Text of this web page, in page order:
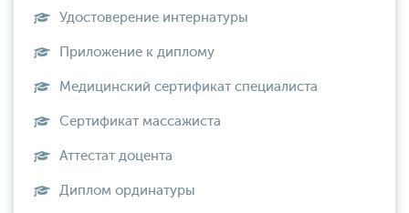
Удостоверение интернатуры
Приложение к диплому
Медицинский сертификат специалиста
Сертификат массажиста
Аттестат доцента
Диплом ординатуры